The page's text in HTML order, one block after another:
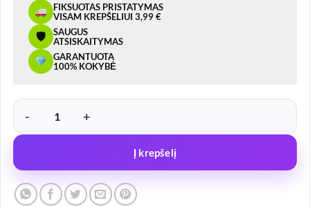
FIKSUOTAS PRISTATYMAS
VISAM KREPŠELIUI 3,99 €
🛡
SAUGUS
ATSISKAITYMAS
GARANTUOTA
100% KOKYBĖ
produkto kiekis: LED žibintas, galinis – 12030 L, 12/24V, KAIRĖ
Į krepšelį